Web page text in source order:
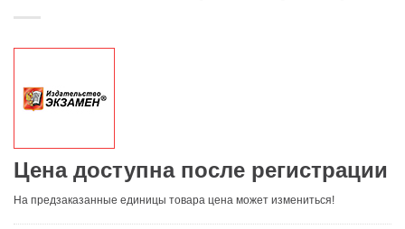
Цена доступна после регистрации
На предзаказанные единицы товара цена может измениться!